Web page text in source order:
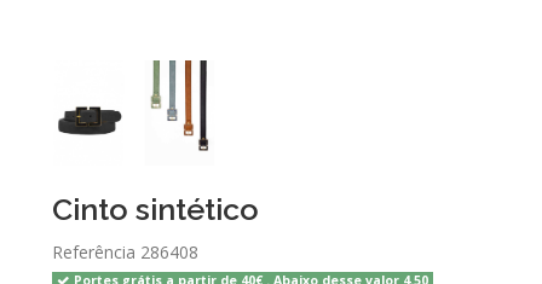
Cinto sintético
Referência 286408